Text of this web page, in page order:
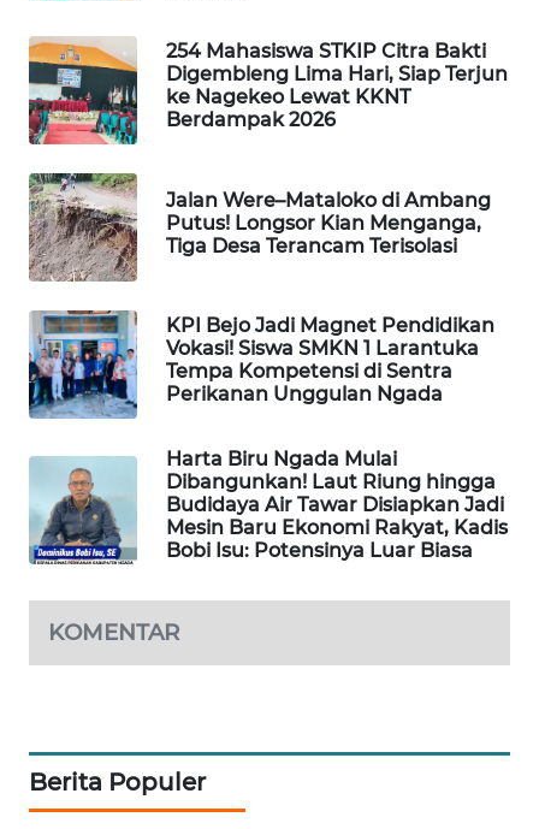
254 Mahasiswa STKIP Citra Bakti
Digembleng Lima Hari, Siap Terjun
ke Nagekeo Lewat KKNT
Berdampak 2026
Jalan Were–Mataloko di Ambang
Putus! Longsor Kian Menganga,
Tiga Desa Terancam Terisolasi
KPI Bejo Jadi Magnet Pendidikan
Vokasi! Siswa SMKN 1 Larantuka
Tempa Kompetensi di Sentra
Perikanan Unggulan Ngada
Harta Biru Ngada Mulai
Dibangunkan! Laut Riung hingga
Budidaya Air Tawar Disiapkan Jadi
Mesin Baru Ekonomi Rakyat, Kadis
Bobi Isu: Potensinya Luar Biasa
KOMENTAR
Berita Populer
NEWS
SITUNGIR
NEWS
SIDIKALANG
NEWS
NEWS
METRO
SIANTAR
METRO
MEDAN
NEWS
JAKARTA
NEWS
NEWS
KARING